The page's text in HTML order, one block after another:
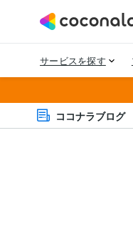
ココナラブログ